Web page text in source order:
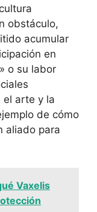
obstáculo,
acumular
en
o su labor
el arte y la
de cómo
aliado para
Vaxelis